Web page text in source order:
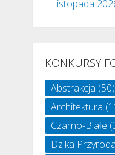
listopada
KONKURSY
Abstrakcja (50)
Architektura
Czarno-Białe
Dzika Przyroda